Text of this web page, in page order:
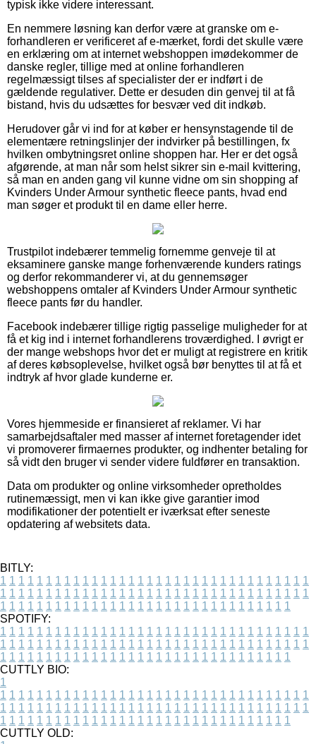
typisk ikke videre interessant.
En nemmere løsning kan derfor være at granske om e-
forhandleren er verificeret af e-mærket, fordi det skulle være
en erklæring om at internet webshoppen imødekommer de
danske regler, tillige med at online forhandleren
regelmæssigt tilses af specialister der er indført i de
gældende regulativer. Dette er desuden din genvej til at få
bistand, hvis du udsættes for besvær ved dit indkøb.
Herudover går vi ind for at køber er hensynstagende til de
elementære retningslinjer der indvirker på bestillingen, fx
hvilken ombytningsret online shoppen har. Her er det også
afgørende, at man når som helst sikrer sin e-mail kvittering,
så man en anden gang vil kunne vidne om sin shopping af
Kvinders Under Armour synthetic fleece pants, hvad end
man søger et produkt til en dame eller herre.
Trustpilot indebærer temmelig fornemme genveje til at
eksaminere ganske mange forhenværende kunders ratings
og derfor rekommanderer vi, at du gennemsøger
webshoppens omtaler af Kvinders Under Armour synthetic
fleece pants før du handler.
Facebook indebærer tillige rigtig passelige muligheder for at
få et kig ind i internet forhandlerens troværdighed. I øvrigt er
der mange webshops hvor det er muligt at registrere en kritik
af deres købsoplevelse, hvilket også bør benyttes til at få et
indtryk af hvor glade kunderne er.
Vores hjemmeside er finansieret af reklamer. Vi har
samarbejdsaftaler med masser af internet foretagender idet
vi promoverer firmaernes produkter, og indhenter betaling for
så vidt den bruger vi sender videre fuldfører en transaktion.
Data om produkter og online virksomheder opretholdes
rutinemæssigt, men vi kan ikke give garantier imod
modifikationer der potentielt er iværksat efter seneste
opdatering af websitets data.
BITLY:
1 1 1 1 1 1 1 1 1 1 1 1 1 1 1 1 1 1 1 1 1 1 1 1 1 1 1 1 1 1 1 1 1 1
1 1 1 1 1 1 1 1 1 1 1 1 1 1 1 1 1 1 1 1 1 1 1 1 1 1 1 1 1 1 1 1 1 1
1 1 1 1 1 1 1 1 1 1 1 1 1 1 1 1 1 1 1 1 1 1 1 1 1 1 1 1 1 1 1 1
SPOTIFY:
1 1 1 1 1 1 1 1 1 1 1 1 1 1 1 1 1 1 1 1 1 1 1 1 1 1 1 1 1 1 1 1 1 1
1 1 1 1 1 1 1 1 1 1 1 1 1 1 1 1 1 1 1 1 1 1 1 1 1 1 1 1 1 1 1 1 1 1
1 1 1 1 1 1 1 1 1 1 1 1 1 1 1 1 1 1 1 1 1 1 1 1 1 1 1 1 1 1 1 1
CUTTLY BIO:
1
1 1 1 1 1 1 1 1 1 1 1 1 1 1 1 1 1 1 1 1 1 1 1 1 1 1 1 1 1 1 1 1 1 1
1 1 1 1 1 1 1 1 1 1 1 1 1 1 1 1 1 1 1 1 1 1 1 1 1 1 1 1 1 1 1 1 1 1
1 1 1 1 1 1 1 1 1 1 1 1 1 1 1 1 1 1 1 1 1 1 1 1 1 1 1 1 1 1 1 1
CUTTLY OLD: